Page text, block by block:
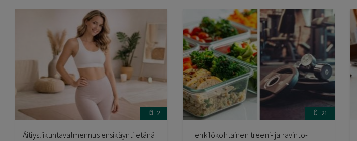
2
Äitiysliikuntavalmennus ensikäynti etänä
21
Henkilökohtainen treeni- ja ravinto-